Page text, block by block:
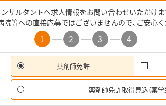
ンサルタントへ求人情報をお問い合わせいただけま
院等への直接応募ではございませんので、ご安心く
1 2 3 4
薬剤師免許
薬剤師免許取得見込（薬学